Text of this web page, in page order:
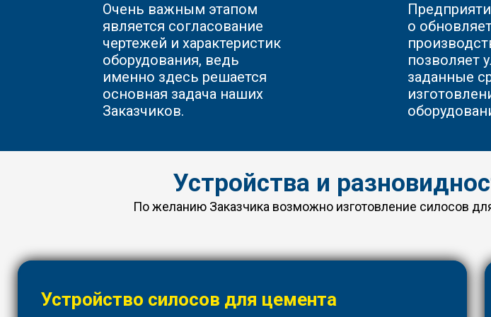
Очень важным этапом
является согласование
чертежей и характеристик
оборудования, ведь
именно здесь решается
основная задача наших
Заказчиков.
о
позволяет
заданные
Устройства и
По желанию Заказчика возможно изготовление силосов
Устройство силосов для цемента